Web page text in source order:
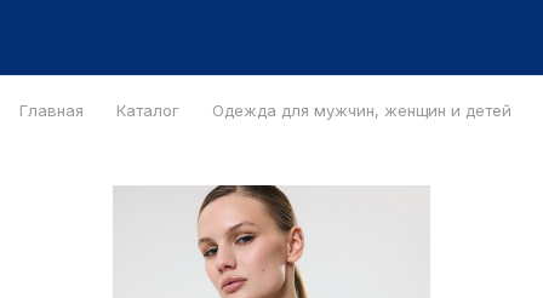
Главная Каталог Одежда для мужчин, женщин и детей